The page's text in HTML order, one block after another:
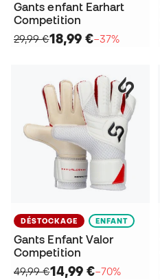
Gants enfant Earhart
Competition
29,99 €18,99 €−37%
DÉSTOCKAGE ENFANT
Gants Enfant Valor
Competition
49,99 €14,99 €−70%